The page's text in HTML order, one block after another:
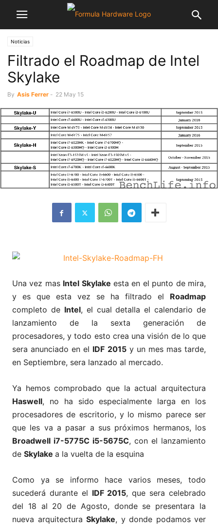
Noticias
Filtrado el Roadmap de Intel
Skylake
By Asis Ferrer - 22 May 15
Una vez mas Intel Skylake esta en el punto de mira,
y es que esta vez se ha filtrado el Roadmap
completo de Intel, el cual detalla el calendario de
lanzamiento de la sexta generación de
procesadores, y todo esto crea una visión de lo que
sera anunciado en el IDF 2015y un mes mas tarde,
en Septiembre, sera lanzado al mercado.
Ya hemos comprobado que la actual arquitectura
Haswell, no ha sido especialmente larga en los
procesadores de escritorio, y lo mismo parece ser
que les va a pasar a sus próximos hermanos, los
Broadwell i7-5775C i5-5675C, con el lanzamiento
de Skylake a la vuelta de la esquina
Como ya se informo hace varios meses, todo
sucederá durante el IDF 2015, que sera celebrado
del 18 al 20 de Agosto, donde se presentara la
nueva arquitectura Skylake, y donde podamos ver